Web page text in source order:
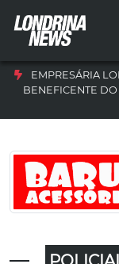
EMPRESÁRIA
BENEFICENTE DO